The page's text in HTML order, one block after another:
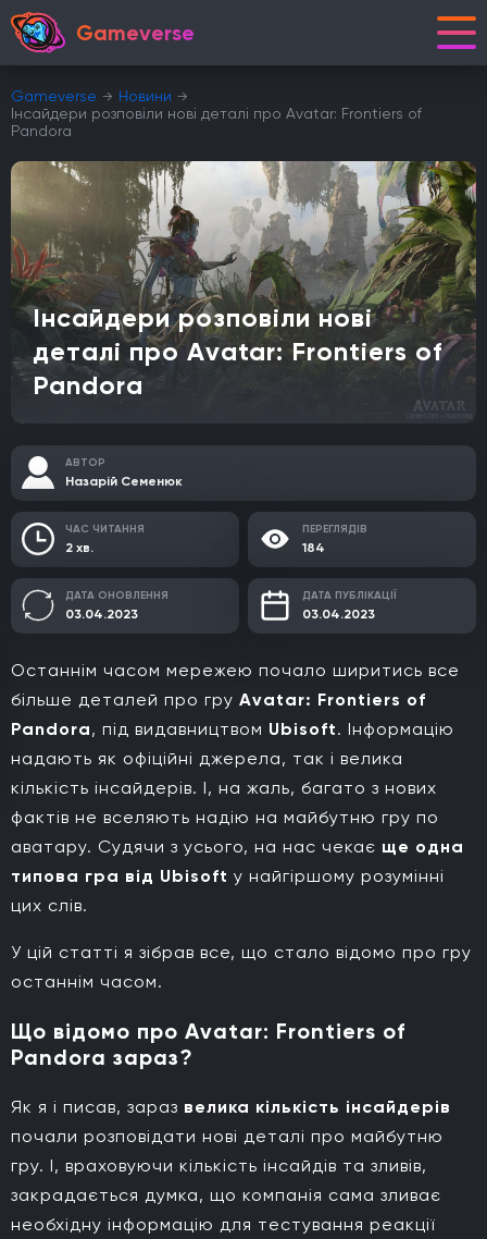
Gameverse
Gameverse
Новини
Інсайдери розповіли нові деталі про Avatar: Frontiers of
Pandora
Інсайдери розповіли нові
деталі про Avatar: Frontiers of
Pandora
АВТОР
Назарій Семенюк
ЧАС ЧИТАННЯ
2 хв.
ПЕРЕГЛЯДІВ
184
ДАТА ОНОВЛЕННЯ
03.04.2023
ДАТА ПУБЛІКАЦІЇ
03.04.2023
Останнім часом мережею почало ширитись все
більше деталей про гру Avatar: Frontiers of
Pandora, під видавництвом Ubisoft. Інформацію
надають як офіційні джерела, так і велика
кількість інсайдерів. І, на жаль, багато з нових
фактів не вселяють надію на майбутню гру по
аватару. Судячи з усього, на нас чекає ще одна
типова гра від Ubisoft у найгіршому розумінні
цих слів.
У цій статті я зібрав все, що стало відомо про гру
останнім часом.
Що відомо про Avatar: Frontiers of
Pandora зараз?
Як я і писав, зараз велика кількість інсайдерів
почали розповідати нові деталі про майбутню
гру. І, враховуючи кількість інсайдів та зливів,
закрадається думка, що компанія сама зливає
необхідну інформацію для тестування реакції